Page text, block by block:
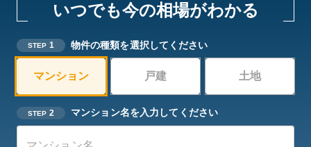
いつでも今の相場がわかる
STEP 1 物件の種類を選択してください
マンション 戸建 土地
STEP 2 マンション名を入力してください